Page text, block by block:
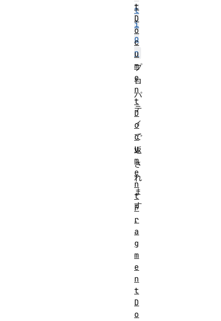
t
i
o
n
プ
ロ
パ
テ
ィ
で
返
さ
れ
ま
す
。
t
D
o
c
u
m
e
n
t
D
o
c
u
m
e
n
t
F
r
a
g
m
e
n
t
D
o